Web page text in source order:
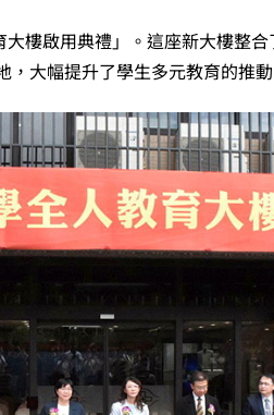
樓啟用典禮」。這座新大樓整
大幅提升了學生多元教育的推動